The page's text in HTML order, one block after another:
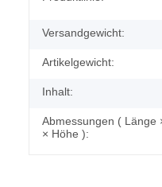
Versandgewicht:
Artikelgewicht:
Inhalt:
Abmessungen ( Länge
× Höhe ):